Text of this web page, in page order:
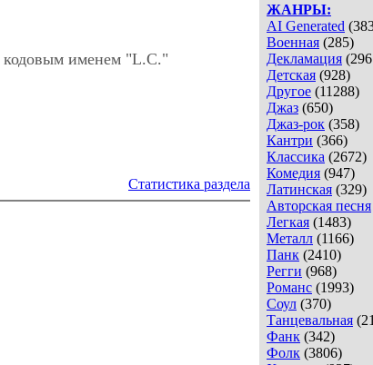
ЖАНРЫ:
AI Generated
Военная (285)
Декламация
Детская (928)
Другое (11288)
Джаз (650)
Джаз-рок (358)
Кантри (366)
Классика (2672)
Комедия (947)
Латинская (329)
Авторская песня
Легкая (1483)
Металл (1166)
Панк (2410)
Регги (968)
Романс (1993)
Соул (370)
Танцевальная
Фанк (342)
Фолк (3806)
кодовым именем "L.C."
Статистика раздела